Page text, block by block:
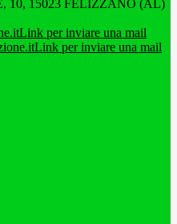
10, 15023 FELIZZANO (AL)
Link per inviare una mail
Link per inviare una mail